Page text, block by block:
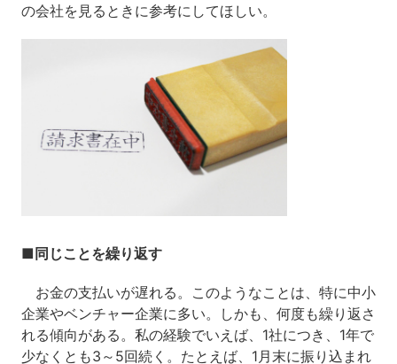
の会社を見るときに参考にしてほしい。
■同じことを繰り返す
お金の支払いが遅れる。このようなことは、特に中小
企業やベンチャー企業に多い。しかも、何度も繰り返さ
れる傾向がある。私の経験でいえば、1社につき、1年で
少なくとも3～5回続く。たとえば、1月末に振り込まれ